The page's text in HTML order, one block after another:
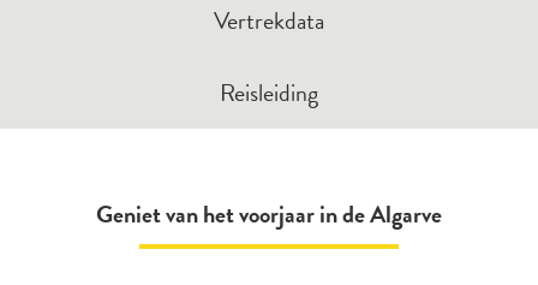
Vertrekdata
Reisleiding
Geniet van het voorjaar in de Algarve